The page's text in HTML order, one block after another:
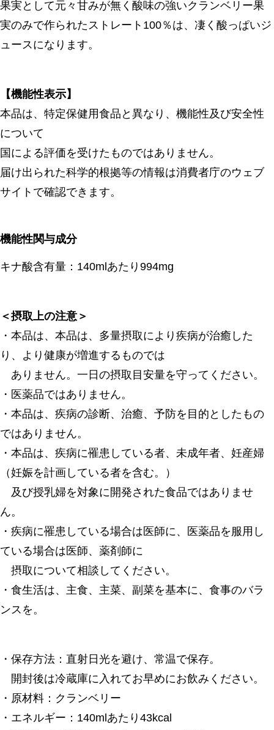
果実として元々甘みが無く酸味の強いクランベリー果
実のみで作られたストレート100％は、凄く酸っぱいジ
ュースになります。
【機能性表示】
本品は、特定保健用食品と異なり、機能性及び安全性
について
国による評価を受けたものではありません。
届け出られた科学的根拠等の情報は消費者庁のウェブ
サイトで確認できます。
機能性関与成分
キナ酸含有量：140mlあたり994mg
＜摂取上の注意＞
・本品は、本品は、多量摂取により疾病が治癒した
り、より健康が増進するものでは
ありません。一日の摂取目安量を守ってください。
・医薬品ではありません。
・本品は、疾病の診断、治癒、予防を目的としたもの
ではありません。
・本品は、疾病に罹患している者、未成年者、妊産婦
（妊娠を計画している者を含む。）
及び授乳婦を対象に開発された食品ではありませ
ん。
・疾病に罹患している場合は医師に、医薬品を服用し
ている場合は医師、薬剤師に
摂取について相談してください。
・食生活は、主食、主菜、副菜を基本に、食事のバラ
ンスを。
・保存方法：直射日光を避け、常温で保存。
開封後は冷蔵庫に入 れてお早めにお飲みください。
・原材料：クランベリー
・エネルギー：140mlあたり43kcal